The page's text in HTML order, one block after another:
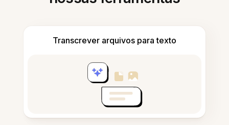
Transcrever arquivos para texto